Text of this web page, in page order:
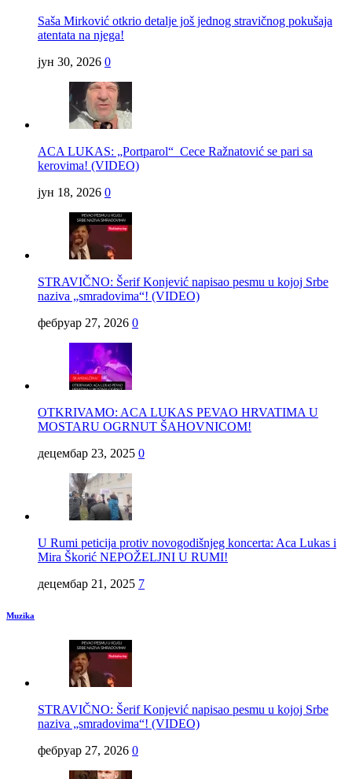
Saša Mirković otkrio detalje još jednog stravičnog pokušaja
atentata na njega!
јун 30, 2026 0
ACA LUKAS: „Portparol“ Cece Ražnatović se pari sa
kerovima! (VIDEO)
јун 18, 2026 0
STRAVIČNO: Šerif Konjević napisao pesmu u kojoj Srbe
naziva „smradovima“! (VIDEO)
фебруар 27, 2026 0
OTKRIVAMO: ACA LUKAS PEVAO HRVATIMA U
MOSTARU OGRNUT ŠAHOVNICOM!
децембар 23, 2025 0
U Rumi peticija protiv novogodišnjeg koncerta: Aca Lukas i
Mira Škorić NEPOŽELJNI U RUMI!
децембар 21, 2025 7
Muzika
STRAVIČNO: Šerif Konjević napisao pesmu u kojoj Srbe
naziva „smradovima“! (VIDEO)
фебруар 27, 2026 0